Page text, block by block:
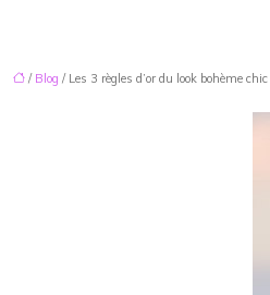
/ Blog / Les 3 règles d’or du look bohème chic